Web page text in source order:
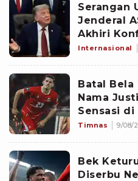
Serangan
Jenderal
Akhiri
Internasional
Batal Bela
Nama
Sensasi
Kasta
Timnas 9/08/
Bek
Diserbu